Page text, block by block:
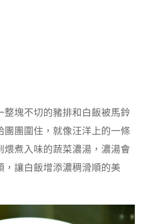
整塊不切的豬排和白飯被馬鈴
團團圍住，就像汪洋上的一條
煨煮入味的蔬菜濃湯，濃湯會
，讓白飯增添濃稠滑順的美